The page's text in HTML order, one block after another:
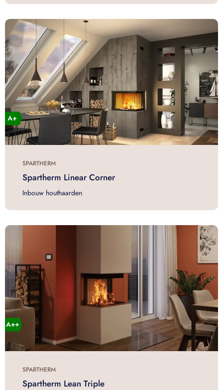
SPARTHERM
Spartherm Linear Corner
Inbouw houthaarden
SPARTHERM
Spartherm Lean Triple